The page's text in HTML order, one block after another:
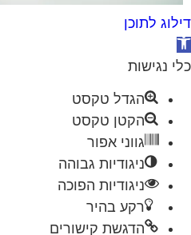
לתוכן
נגישות
הגדל טקסט
הקטן טקסט
גווני אפור
ניגודיות גבוהה
ניגודיות הפוכה
רקע בהיר
הדגשת קישורים